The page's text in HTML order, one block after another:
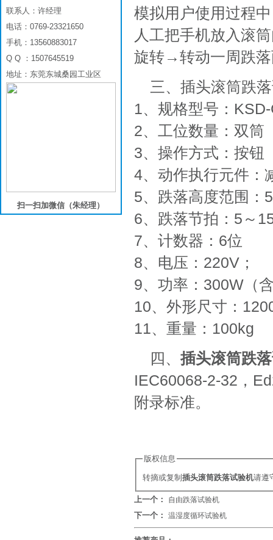
模拟用户使用过程
人工把手机放入滚
旋转→转动一周跌
三、插头滚筒跌
1、规格型号：
2、工位数量：双筒
3、操作方式：按钮
4、动作执行元件：
5、跌落高度范围：
6、跌落节拍：5～
7、计数器：6位
8、电压：220V；
9、功率：300W（
10、外形尺寸：
11、重量：100kg
四、 插头滚筒跌
IEC60068-2-32，
附录标准。
版权信息
转摘或复制插头滚筒跌落试验机请遵
上一个： 自由跌落试验机
下一个： 温湿度循环试验机
联系人：许经理
电话：0769-23321650
手机：13560883017
Q Q ：1507645519
地址：东莞东城桑园工业区
扫一扫加微信（朱经理）